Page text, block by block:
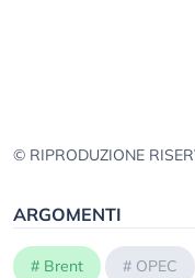
© RIPRODUZIONE
ARGOMENTI
# Brent # OPEC